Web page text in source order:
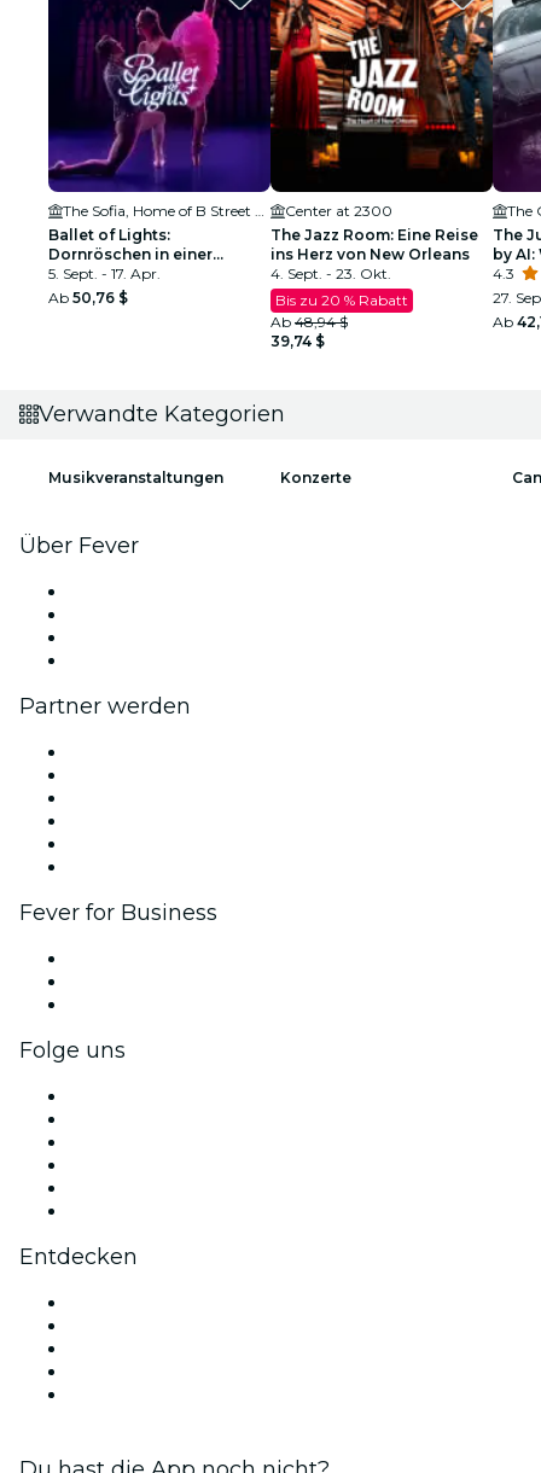
Ballet of Lights:
Dornröschen in einer
funkelnden Show
5. Sept. - 17. Apr.
Ab 50,76 $
Center at 2300
The Jazz Room: Eine Reise
ins Herz von New Orleans
4. Sept. - 23. Okt.
Bis zu 20 % Rabatt
Ab 48,94 $
39,74 $
The
The
by
4.3
27.
Ab
Verwandte Kategorien
Musikveranstaltungen Konzerte
Über Fever
Partner werden
Fever for Business
Folge uns
Entdecken